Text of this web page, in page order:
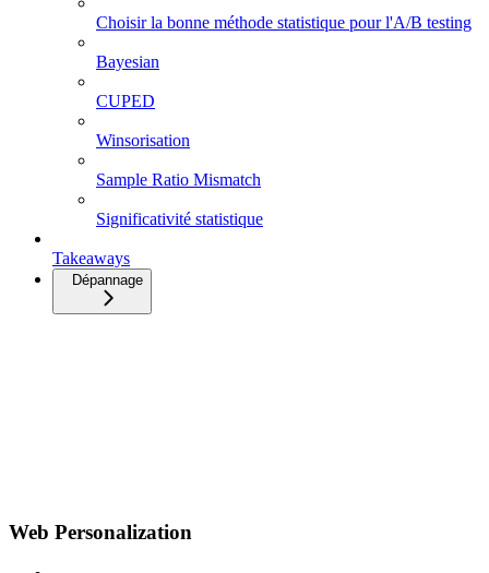
Choisir la bonne méthode statistique pour l'A/B testing
Bayesian
CUPED
Winsorisation
Sample Ratio Mismatch
Significativité statistique
Takeaways
Dépannage
Web Personalization